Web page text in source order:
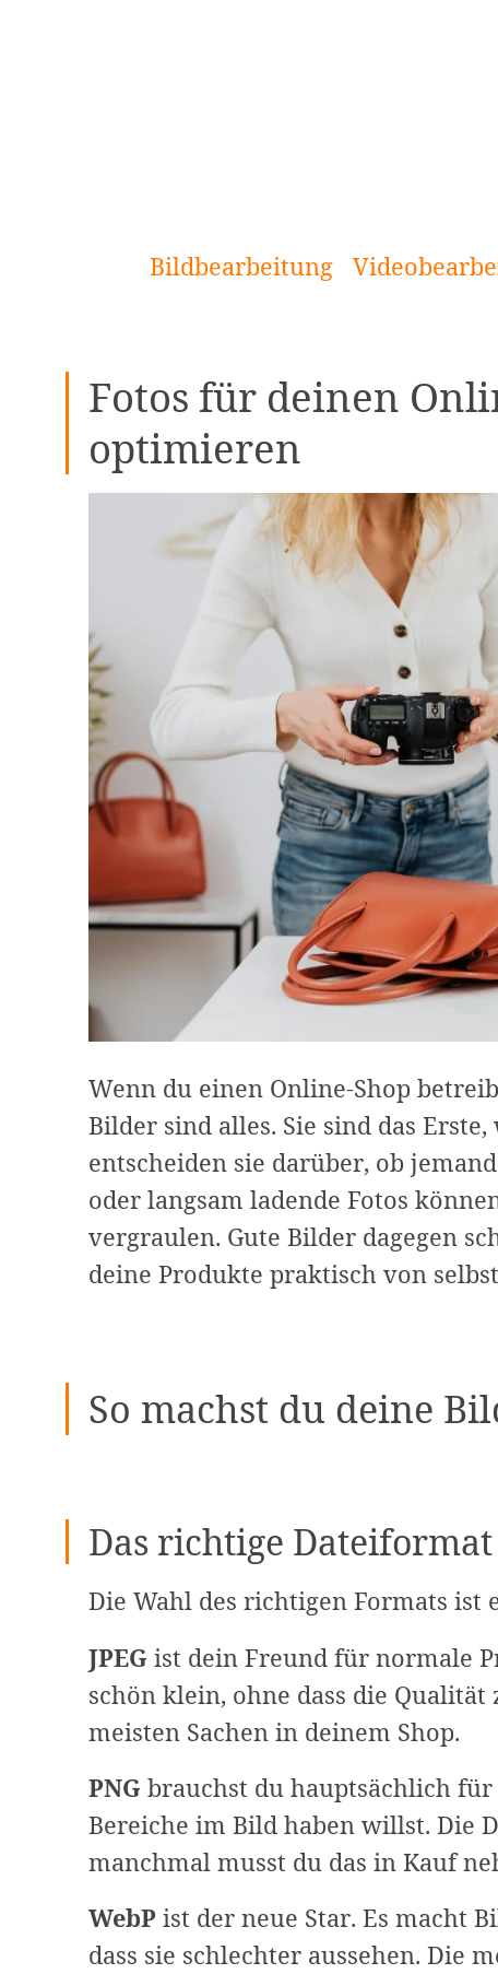
Bildbearbeitung
Fotos für deinen
optimieren
Wenn du einen Online-Shop
Bilder sind alles. Sie sind das
entscheiden sie darüber, ob
oder langsam ladende Fotos
vergraulen. Gute Bilder dagegen
deine Produkte praktisch von
So machst du deine
Das richtige
Die Wahl des richtigen Formats ist
JPEG ist dein Freund für normale
schön klein, ohne dass die
meisten Sachen in deinem Shop.
PNG brauchst du hauptsächlich
Bereiche im Bild haben willst. Die
manchmal musst du das in Kauf
WebPist der neue Star. Es macht
dass sie schlechter aussehen. Die